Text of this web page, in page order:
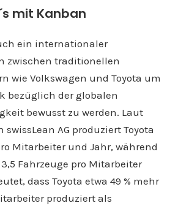
mit Kanban
ein internationaler
zwischen traditionellen
wie Volkswagen und Toyota um
bezüglich der globalen
bewusst zu werden. Laut
swissLean AG produziert Toyota
Mitarbeiter und Jahr, während
Fahrzeuge pro Mitarbeiter
dass Toyota etwa 49 % mehr
produziert als